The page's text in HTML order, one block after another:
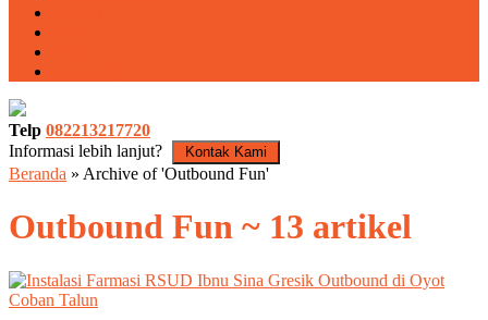
Telp 082213217720
Informasi lebih lanjut?
Kontak Kami
Beranda » Archive of 'Outbound Fun'
Outbound Fun ~ 13 artikel